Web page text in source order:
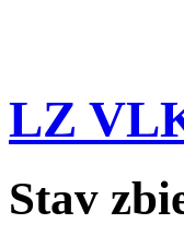
LZ
Stav